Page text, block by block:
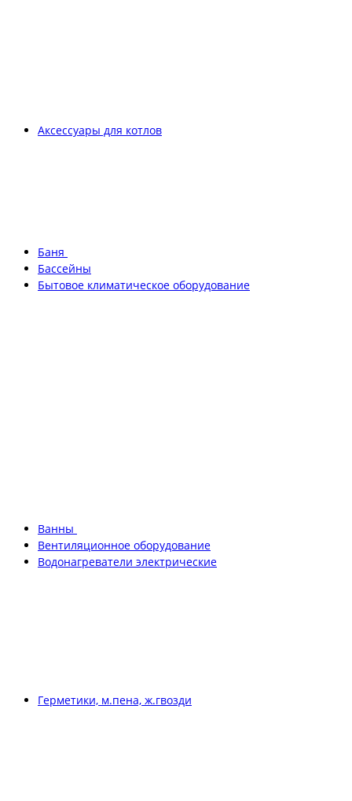
Аксессуары для котлов
Баня
Бассейны
Бытовое климатическое оборудование
Ванны
Вентиляционное оборудование
Водонагреватели электрические
Герметики, м.пена, ж.гвозди